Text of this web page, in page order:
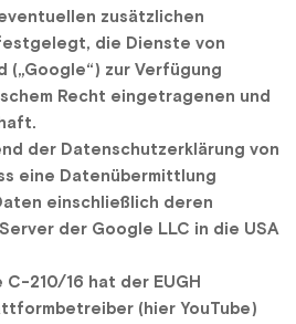
zusätzlichen
die Dienste von
(„Google“) zur Verfügung
Recht eingetragenen und
der Datenschutzerklärung von
eine Datenübermittlung
einschließlich deren
der Google LLC in die USA
210/16 hat der EUGH
(hier YouTube)